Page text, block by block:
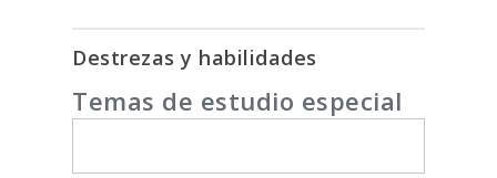
Destrezas y habilidades
Temas de estudio especial